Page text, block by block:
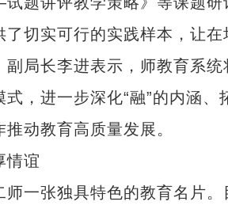
切实可行的实践样本，让在
长李进表示，师教育系统
，进一步深化“融”的内涵、
动教育高质量发展。
谊
张独具特色的教育名片。